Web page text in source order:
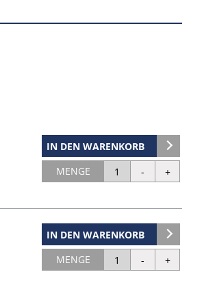
IN DEN WARENKORB
MENGE
IN DEN WARENKORB
MENGE